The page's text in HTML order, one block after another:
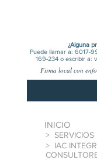
¿Alguna
Puede llamar a: 6017-
169-234 o escribir a:
Firma local con
INICIO
> SERVICIOS
> IAC